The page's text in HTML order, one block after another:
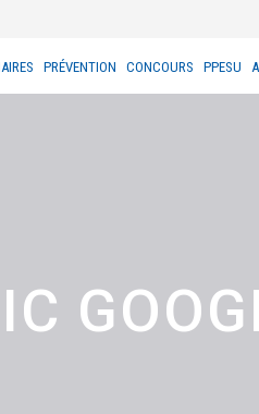
PRÉVENTION CONCOURS PPESU